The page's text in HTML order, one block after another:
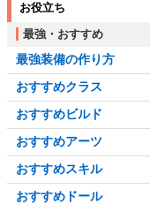
お役立ち
最強・おすすめ
最強装備の作り方
おすすめクラス
おすすめビルド
おすすめアーツ
おすすめスキル
おすすめドール